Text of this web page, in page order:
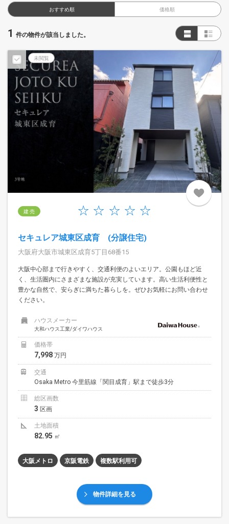
おすすめ順 価格順
1 件の物件が該当しました。
未閲覧
建 売
セキュレア城東区成育 (分譲住宅)
大阪府大阪市城東区成育5丁目68番15
大阪中心部まで行きやすく、交通利便のよいエリア。公園もほど近
く、生活圏内にさまざまな施設が充実しています。高い生活利便性と
豊かな自然で、安らぎに満ちた暮らしを。ぜひお気軽にお問い合わせ
ください。
ハウスメーカー
大和ハウス工業/ダイワハウス
価格帯
7,998 万円
交通
Osaka Metro 今里筋線「関目成育」駅まで徒歩3分
総区画数
3 区画
土地面積
82.95 ㎡
大阪メトロ 京阪電鉄 複数駅利用可
物件詳細を見る